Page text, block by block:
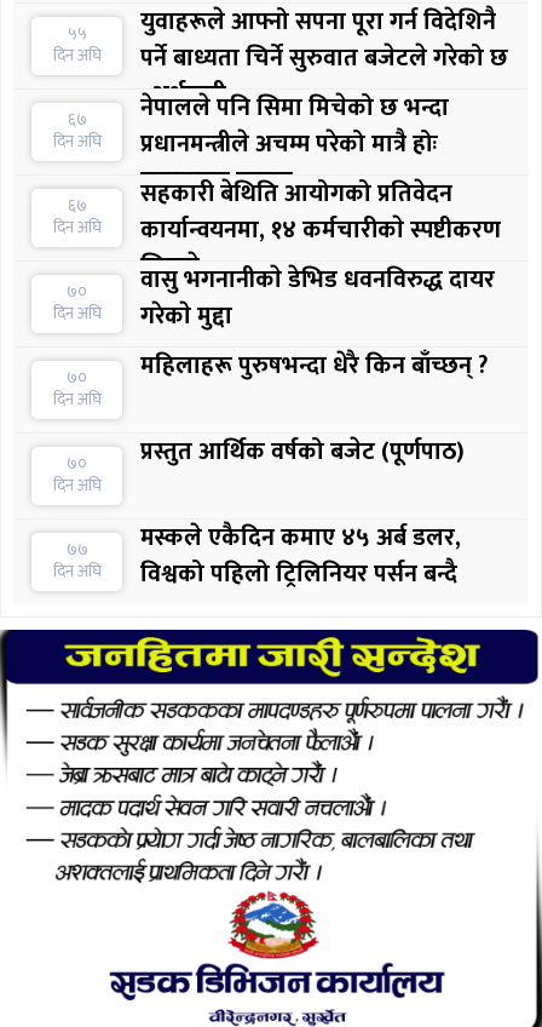
५५
दिन अघि
युवाहरूले आफ्नो सपना पूरा गर्न विदेशिनै
पर्ने बाध्यता चिर्ने सुरुवात बजेटले गरेको छ
: अर्थमन्त्री
६७
दिन अघि
नेपालले पनि सिमा मिचेको छ भन्दा
प्रधानमन्त्रीले अचम्म परेको मात्रै होः
सरकारका प्रवक्ता
६७
दिन अघि
सहकारी बेथिति आयोगको प्रतिवेदन
कार्यान्वयनमा, १४ कर्मचारीकाे स्पष्टीकरण
लिइयाे
७०
दिन अघि
वासु भगनानीकाे डेभिड धवनविरुद्ध दायर
गरेकाे मुद्दा
७०
दिन अघि
महिलाहरू पुरुषभन्दा धेरै किन बाँच्छन् ?
७०
दिन अघि
प्रस्तुत आर्थिक वर्षको बजेट (पूर्णपाठ)
७७
दिन अघि
मस्कले एकैदिन कमाए ४५ अर्ब डलर,
विश्वको पहिलो ट्रिलिनियर पर्सन बन्दै